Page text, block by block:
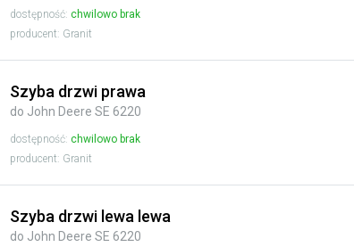
dostępność:chwilowo brak
producent: Granit
Szyba drzwi prawa
do John Deere SE 6220
dostępność:chwilowo brak
producent: Granit
Szyba drzwi lewa lewa
do John Deere SE 6220